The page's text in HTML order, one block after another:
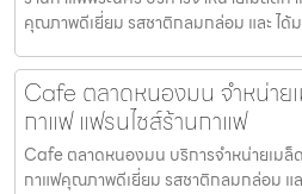
คุณภาพดีเยี่ยม รสชาติกลมกล่อม และ ได้
Cafe ตลาดหนองมน จำหน่า
กาแฟ แฟรนไชส์ร้านกาแฟ
Cafe ตลาดหนองมน บริการจำหน่ายเมล็
กาแฟคุณภาพดีเยี่ยม รสชาติกลมกล่อม แ